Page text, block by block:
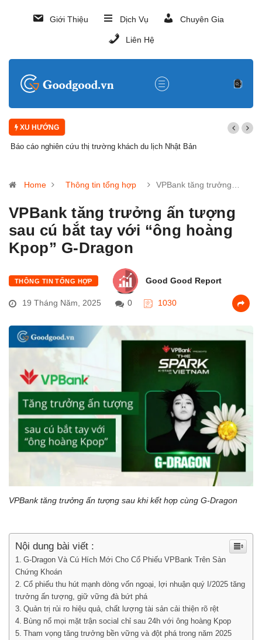
Giới Thiệu Dịch Vụ Chuyên Gia
Liên Hệ
XU HƯỚNG
Báo cáo nghiên cứu thị trường khách du lịch Nhật Bản
Home Thông tin tổng hợp VPBank tăng trưởng…
VPBank tăng trưởng ấn tượng
sau cú bắt tay với “ông hoàng
Kpop” G-Dragon
THÔNG TIN TỔNG HỢP Good Good Report
19 Tháng Năm, 2025 0 1030
VPBank tăng trưởng ấn tượng sau khi kết hợp cùng G-Dragon
Nội dung bài viết :
G-Dragon Và Cú Hích Mới Cho Cổ Phiếu VPBank Trên Sàn
Chứng Khoán
Cổ phiếu thu hút mạnh dòng vốn ngoại, lợi nhuận quý I/2025 tăng
trưởng ấn tượng, giữ vững đà bứt phá
Quản trị rủi ro hiệu quả, chất lượng tài sản cải thiện rõ rệt
Bùng nổ mọi mặt trận social chỉ sau 24h với ông hoàng Kpop
Tham vọng tăng trưởng bền vững và đột phá trong năm 2025